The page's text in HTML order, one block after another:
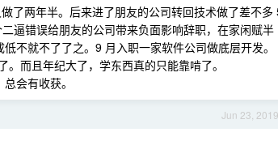
了两年半。后来进了朋友的公司转回技术做了差不多
逼错误给朋友的公司带来负面影响辞职，在家闲赋半
不就不了了之。9 月入职一家软件公司做底层开发。
而且年纪大了，学东西真的只能靠啃了。
会有收获。
Jun 23, 2019